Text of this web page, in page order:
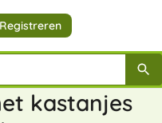
Registreren
kastanjes